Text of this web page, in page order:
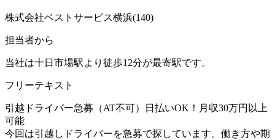
株式会社ベストサービス横浜(140)
担当者から
当社は十日市場駅より徒歩12分が最寄駅です。
フリーテキスト
引越ドライバー急募（AT不可）日払いOK！月収30万円以上
可能
今回は引越しドライバーを急募で探しています。働き方や期